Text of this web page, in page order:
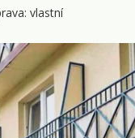
vlastní